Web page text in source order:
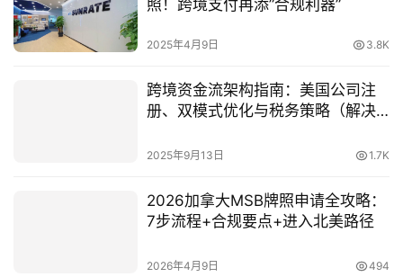
照！跨境支付再添”合规利器”
2025年4月9日 3.8K
跨境资金流架构指南：美国公司注
册、双模式优化与税务策略（解决
2025年9月13日 1.7K
2026加拿大MSB牌照申请全攻略：
7步流程+合规要点+进入北美路径
2026年4月9日 494